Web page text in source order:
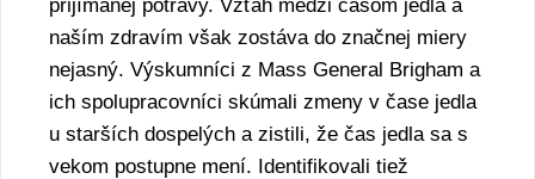
prijímanej potravy. Vzťah medzi časom jedla a
naším zdravím však zostáva do značnej miery
nejasný. Výskumníci z Mass General Brigham a
ich spolupracovníci skúmali zmeny v čase jedla
u starších dospelých a zistili, že čas jedla sa s
vekom postupne mení. Identifikovali tiež